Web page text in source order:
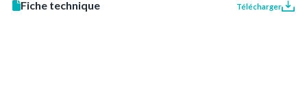
Fiche technique Télécharger